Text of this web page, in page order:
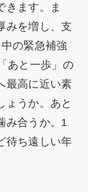
きます。ま
みを増し、支
の緊急補強
あと一歩」の
最高に近い素
ょうか。あと
み合うか。1
待ち遠しい年